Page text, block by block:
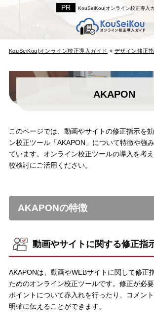
KouSeiKou|オンライン校正導入
KouSeiKou|オンライン校正導入ガイド » デザイン修正
AKAPON
このページでは、動画やサイトの修正指示を
ン校正ツール「AKAPON」について特徴や強
ています。オンライン校正ツールの導入を考
較検討にご活用ください。
AKAPONの特徴
動画やサイトに関する修正指
AKAPONは、動画やWEBサイトに関して修正
ためのオンライン校正ツールです。修正が必
ポイントについて赤入れを行ったり、コメン
明確に伝えることができます。